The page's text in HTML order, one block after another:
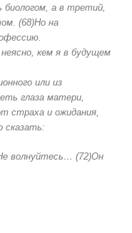
биологом, а в третий,
(68)Но на
ю.
неясно, кем я в будущем
го или из
глаза матери,
страха и ожидания,
сказать:
волнуйтесь… (72)Он